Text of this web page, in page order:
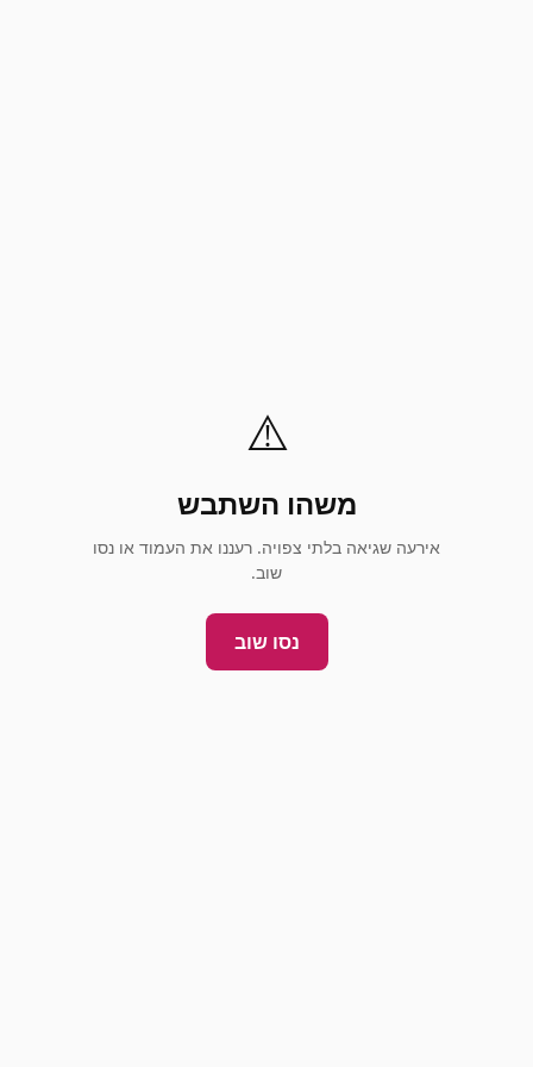
⚠️
משהו השתבש
אירעה שגיאה בלתי צפויה. רעננו את העמוד או נסו
שוב.
נסו שוב